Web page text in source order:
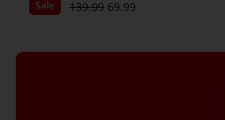
Sale 139.99 69.99